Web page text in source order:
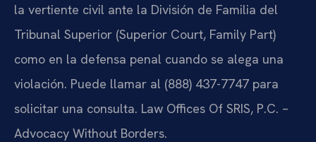
la vertiente civil ante la División de Familia del
Tribunal Superior (Superior Court, Family Part)
como en la defensa penal cuando se alega una
violación. Puede llamar al (888) 437-7747 para
solicitar una consulta. Law Offices Of SRIS, P.C. –
Advocacy Without Borders.